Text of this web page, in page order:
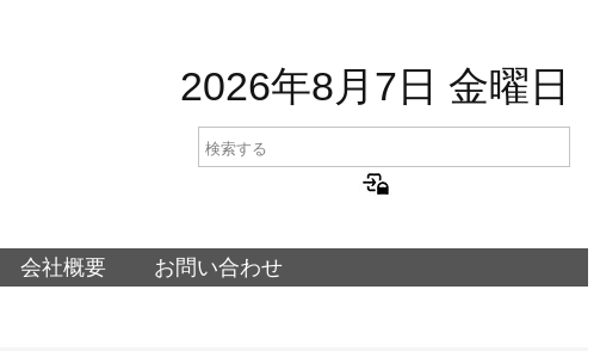
2026年8月7日 金曜日
会社概要 お問い合わせ